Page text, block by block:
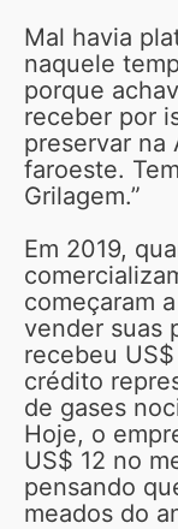
Mal havia
naquele
porque
receber por
preservar na
faroeste.
Grilagem.”
Em 2019,
começaram
vender suas
recebeu
crédito
de gases
Hoje, o
US$ 12 no
pensando
meados do